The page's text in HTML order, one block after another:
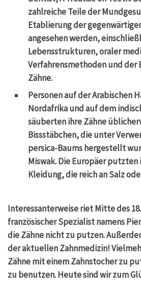
zahlreiche Teile der
Etablierung der
angesehen werden,
Lebensstrukturen, oraler
Verfahrensmethoden und der
Zähne.
Personen auf der Arabischen
Nordafrika und auf dem
säuberten ihre Zähne
Bissstäbchen, die unter
persica-Baums hergestellt
Miswak. Die Europäer putzten
Kleidung, die reich an Salz
Interessanterweise riet Mitte des
französischer Spezialist namens
die Zähne nicht zu putzen.
der aktuellen Zahnmedizin!
Zähne mit einem Zahnstocher zu
zu benutzen. Heute sind wir zum